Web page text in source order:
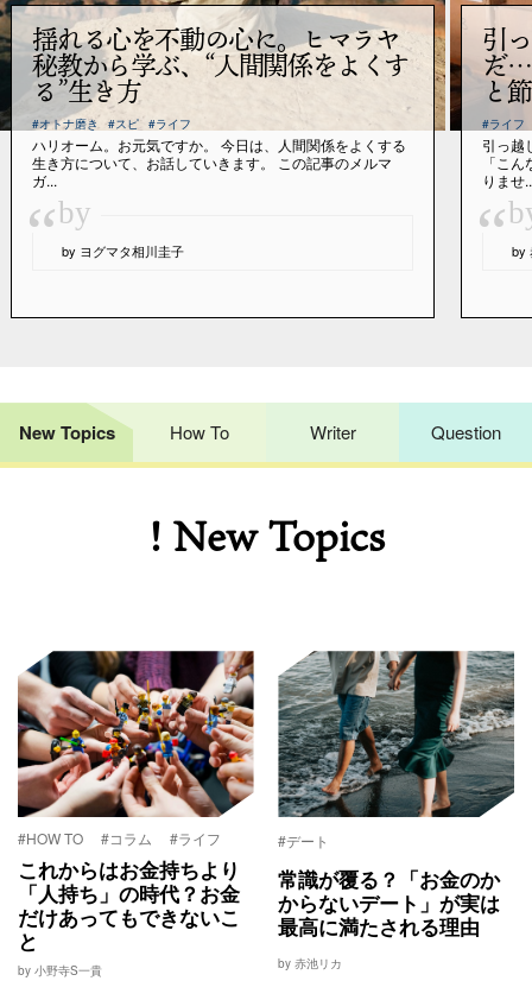
揺れる心を不動の心に。ヒマラヤ
秘教から学ぶ、“人間関係をよくす
る”生き方
#オトナ磨き #スピ #ライフ
ハリオーム。お元気ですか。 今日は、人間関係をよくする
生き方について、お話していきます。 この記事のメルマ
ガ...
“by
by ヨグマタ相川圭子
引
だ…
と
#ライフ
引っ越
「こ
りませ
“ by
New Topics How To Writer Question
! New Topics
#HOW TO #コラム #ライフ
これからはお金持ちより
「人持ち」の時代？お金
だけあってもできないこ
と
by 小野寺S一貴
#デート
常識が覆る？「お金のか
からないデート」が実は
最高に満たされる理由
by 赤池リカ